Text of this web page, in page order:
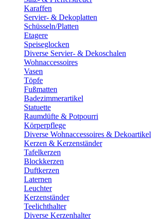
Karaffen
Servier- & Dekoplatten
Schüsseln/Platten
Etagere
Speiseglocken
Diverse Servier- & Dekoschalen
Wohnaccessoires
Vasen
Töpfe
Fußmatten
Badezimmerartikel
Statuette
Raumdüfte & Potpourri
Körperpflege
Diverse Wohnaccessoires & Dekoartikel
Kerzen & Kerzenständer
Tafelkerzen
Blockkerzen
Duftkerzen
Laternen
Leuchter
Kerzenständer
Teelichthalter
Diverse Kerzenhalter